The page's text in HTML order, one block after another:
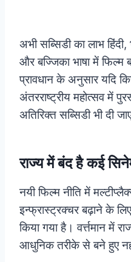
अभी सब्सिडी का लाभ
और बज्जिका भाषा में फिल्म
प्रावधान के अनुसार यदि
अंतरराष्ट्रीय महोत्सव में
अतिरिक्त सब्सिडी भी दी
राज्य में बंद है कई
नयी फिल्म नीति में
इन्फ्रास्ट्रक्चर बढ़ाने के
किया गया है। वर्त्तमान में
आधुनिक तरीके से बने हुए